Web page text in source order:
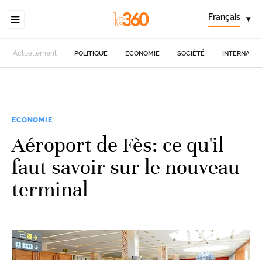
Français ▾
Actuellement POLITIQUE ECONOMIE SOCIÉTÉ
ECONOMIE
Aéroport de Fès: ce qu'il
faut savoir sur le nouveau
terminal